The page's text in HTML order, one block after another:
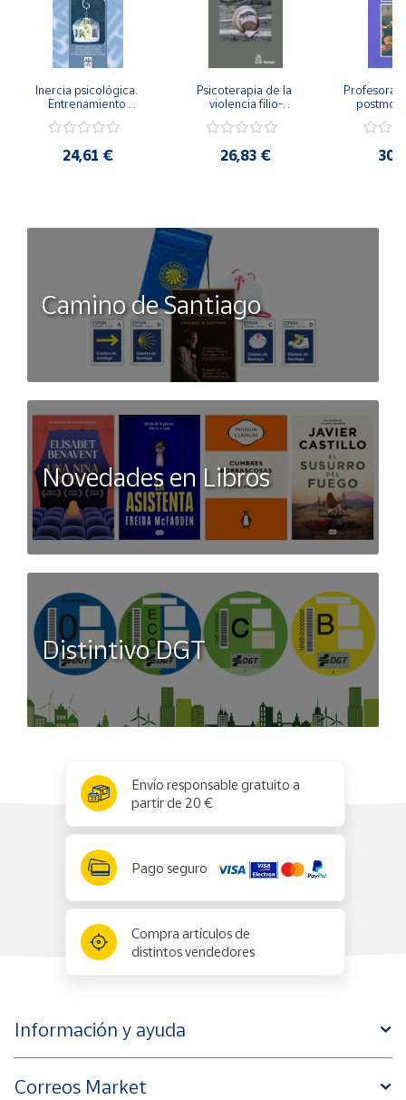
Inercia psicológica.
Entrenamiento
Igualdad de Género.
24,61 €
Psicoterapia de la
violencia filio-
secreto y la
26,83 €
Camino de Santiago
Novedades en Libros
Distintivo DGT
Envío responsable gratuito a
partir de 20 €
Pago seguro
Compra artículos de
distintos vendedores
Información y ayuda
Correos Market